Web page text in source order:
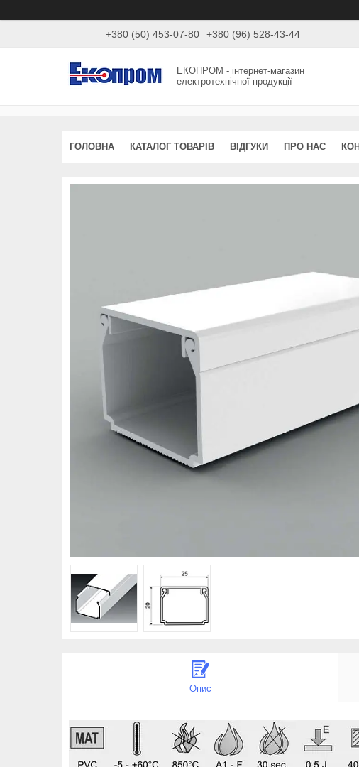
+380 (50) 453-07-80 +380 (96) 528-43-44
ЕКОПРОМ - інтернет-магазин
електротехнічної продукції
ГОЛОВНА КАТАЛОГ ТОВАРІВ ВІДГУКИ ПРО НАС
Опис